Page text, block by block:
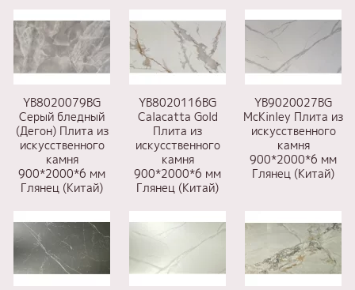
YB8020079BG
Серый бледный
(Дегон) Плита из
искусственного
камня
900*2000*6 мм
Глянец (Китай)
YB8020116BG
Calacatta Gold
Плита из
искусственного
камня
900*2000*6 мм
Глянец (Китай)
YB9020027BG
McKinley Плита из
искусственного
камня
900*2000*6 мм
Глянец (Китай)